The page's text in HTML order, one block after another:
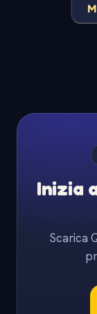
Inizia
Scarica